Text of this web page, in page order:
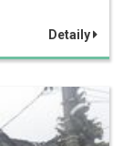
Detaily